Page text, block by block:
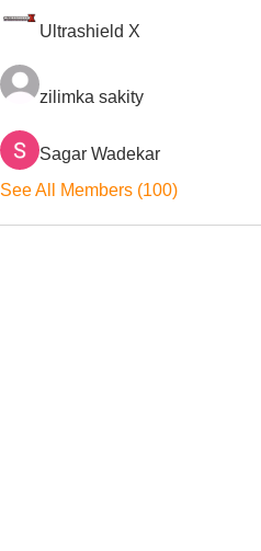
Ultrashield X
zilimka sakity
Sagar Wadekar
See All Members (100)